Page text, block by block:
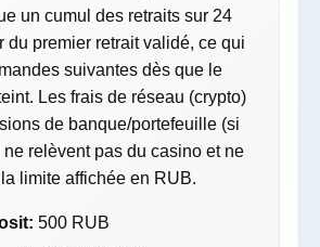
un cumul des retraits sur 24
du premier retrait validé, ce qui
suivantes dès que le
Les frais de réseau (crypto)
de banque/portefeuille (si
relèvent pas du casino et ne
limite affichée en RUB.
500 RUB